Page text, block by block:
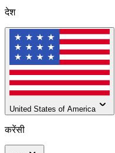
देश
United States of America
करेंसी